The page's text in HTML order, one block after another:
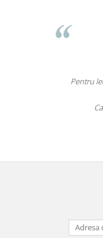
de pat si articole de casa
superba si o echipa